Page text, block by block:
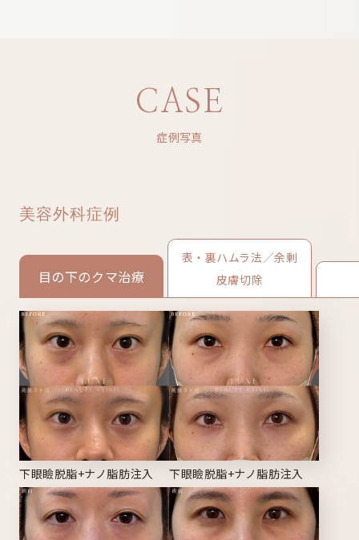
CASE
症例写真
美容外科症例
目の下のクマ治療
表・裏ハムラ法／余剰
皮膚切除
下眼瞼脱脂+ナノ脂肪注入 下眼瞼脱脂+ナノ脂肪注入